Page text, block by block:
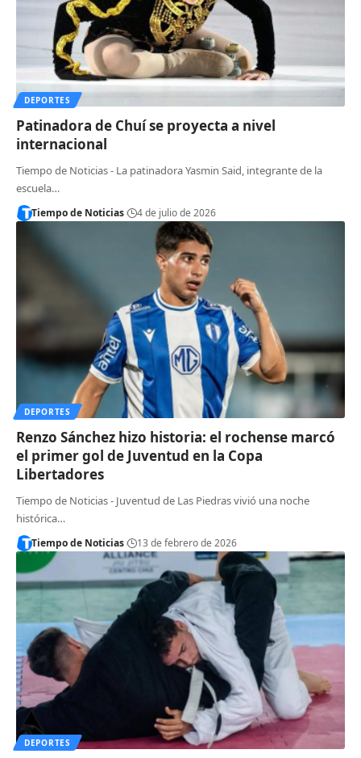
DEPORTES
Patinadora de Chuí se proyecta a nivel
internacional
Tiempo de Noticias - La patinadora Yasmin Said, integrante de la
escuela…
Tiempo de Noticias 4 de julio de 2026
DEPORTES
Renzo Sánchez hizo historia: el rochense marcó
el primer gol de Juventud en la Copa
Libertadores
Tiempo de Noticias - Juventud de Las Piedras vivió una noche
histórica…
Tiempo de Noticias 13 de febrero de 2026
DEPORTES